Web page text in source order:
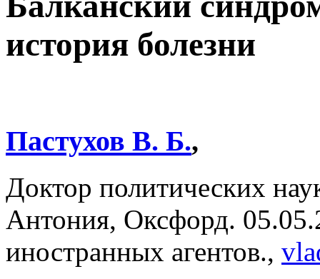
история болезни
Пастухов В. Б.,
Доктор политических
Антония, Оксфорд.
иностранных агентов.,